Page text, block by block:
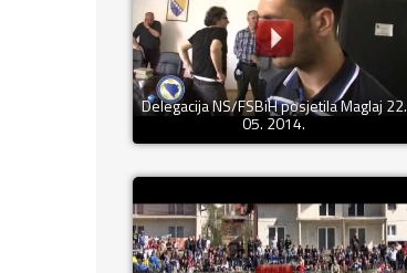
Delegacija NS/FSBiH posjetila Maglaj 22.
05. 2014.